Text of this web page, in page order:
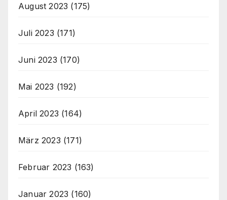
August 2023 (175)
Juli 2023 (171)
Juni 2023 (170)
Mai 2023 (192)
April 2023 (164)
März 2023 (171)
Februar 2023 (163)
Januar 2023 (160)